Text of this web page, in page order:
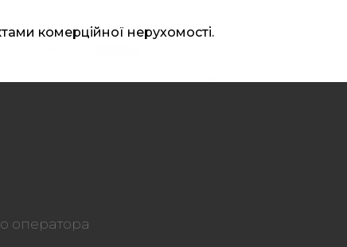
комерційної нерухомості.
оператора